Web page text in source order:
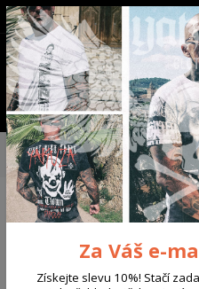
+420 702 136 620 (Po-Ne, 8-20
Úvod DÁMSKÉ BUNDY
Winter Jacket
Yakuza
V02 Puffer
Za Váš e-
Získejte slevu 10%! Stačí